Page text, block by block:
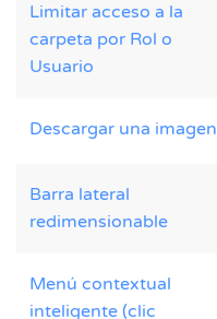
Limitar acceso a la
carpeta por Rol o
Usuario
Descargar una imagen
Barra lateral
redimensionable
Menú contextual
inteligente (clic